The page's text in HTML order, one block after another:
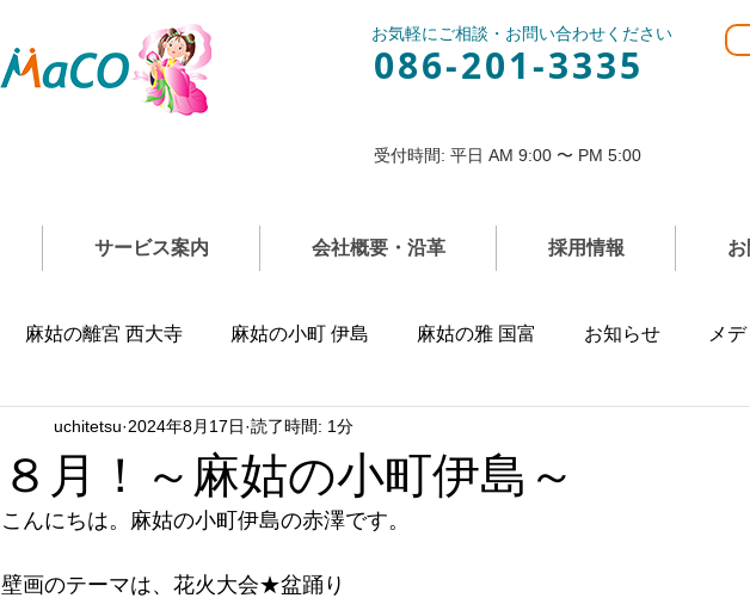
086-201-3335
お気軽にご相談・お問い合わせください
受付時間: 平日 AM 9:00 〜 PM 5:00
サービス案内 会社概要・沿革 採用情報
麻姑の離宮 西大寺 麻姑の小町 伊島 麻姑の雅 国富 お知らせ メ
８月！～麻姑の小町伊島～
uchitetsu 2024年8月17日 読了時間: 1分
こんにちは。麻姑の小町伊島の赤澤です。
壁画のテーマは、花火大会★盆踊り